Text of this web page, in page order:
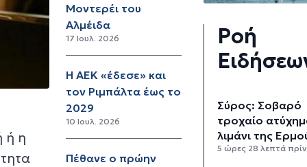
ή η
Μοντερέι του
Αλμέιδα
17 Ιουλ. 2026
Η ΑΕΚ «έδεσε» και
τον Ριμπάλτα έως το
2029
10 Ιουλ. 2026
Πέθανε ο πρώην
Ροή
Σύρος: Σοβαρό
τροχαίο
λιμάνι της
5 ώρες 28 λεπτά πρίν